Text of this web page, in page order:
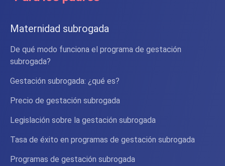
Maternidad subrogada
De qué modo funciona el programa de gestación
subrogada?
Gestación subrogada: ¿qué es?
Precio de gestación subrogada
Legislación sobre la gestación subrogada
Tasa de éxito en programas de gestación subrogada
Programas de gestación subrogada